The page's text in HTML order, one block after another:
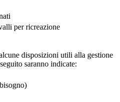
per ricreazione
disposizioni utili alla gestione
saranno indicate: